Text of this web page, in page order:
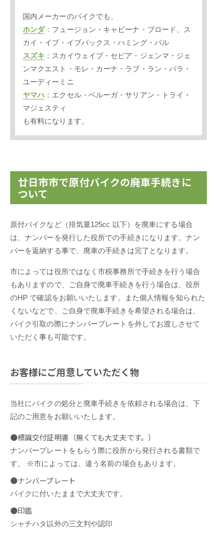
国内メーカーのバイクでも、
ホンダ：フュージョン・キャビーナ・ブロード、ス
カイ・イブ・イブパックス・ハミング・パル
スズキ ：スカイウェイブ・セピア・ジェンマ・ジェ
ンマクエスト・モレ・カーナ・ラブ・ラン・バラ・
ユーディーミニ
ヤマハ ：エクセル・ベルーガ・サリアン・トライ・
マジェスティ
も有料になります。
廿日市市で原付バイクの廃車手続きに
ついて
原付バイクなど（排気量125cc 以下）を廃車にする場合
は、ナンバーを発行した役所での手続きになります。ナン
バーを返納する事で、廃車の手続きは完了となります。
市によっては役所ではなく市税事務所で手続きを行う場合
もありますので、ご自身で廃車手続きを行う場合は、役所
のHP で確認をお願いいたします。また個人情報を知られた
くないなどで、ご自身で廃車手続きを希望される場合は、
バイク引取の際にナンバープレートを外してお渡しさせて
いただく事も可能です。
お客様にご用意していただく物
当社にバイクの処分と廃車手続きを依頼される場合は、下
記のご用意をお願いいたします。
●標識交付証明書（無くても大丈夫です。）
ナンバープレートをもらう際に役所から発行される書類で
す。 ※市によっては、違う名前の場合もあります。
●ナンバープレート
バイクに付いたままで大丈夫です。
●印鑑
シャチハタ以外の三文判や認印